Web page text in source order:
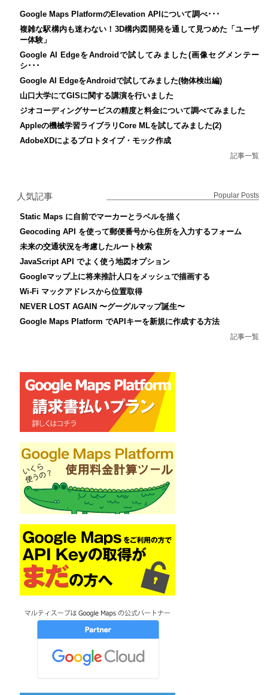
Google Maps PlatformのElevation APIについて調べ･･･
複雑な駅構内も迷わない！3D構内図開発を通して見つめた「ユーザ
ー体験」
Google AI EdgeをAndroidで試してみました(画像セグメンテー
シ･･･
Google AI EdgeをAndroidで試してみました(物体検出編)
山口大学にてGISに関する講演を行いました
ジオコーディングサービスの精度と料金について調べてみました
Appleの機械学習ライブラリCore MLを試してみました(2)
AdobeXDによるプロトタイプ・モック作成
記事一覧
人気記事 Popular Posts
Static Maps に自前でマーカーとラベルを描く
Geocoding API を使って郵便番号から住所を入力するフォーム
未来の交通状況を考慮したルート検索
JavaScript API でよく使う地図オプション
Googleマップ上に将来推計人口をメッシュで描画する
Wi-Fi マックアドレスから位置取得
NEVER LOST AGAIN 〜グーグルマップ誕生〜
Google Maps Platform でAPIキーを新規に作成する方法
記事一覧